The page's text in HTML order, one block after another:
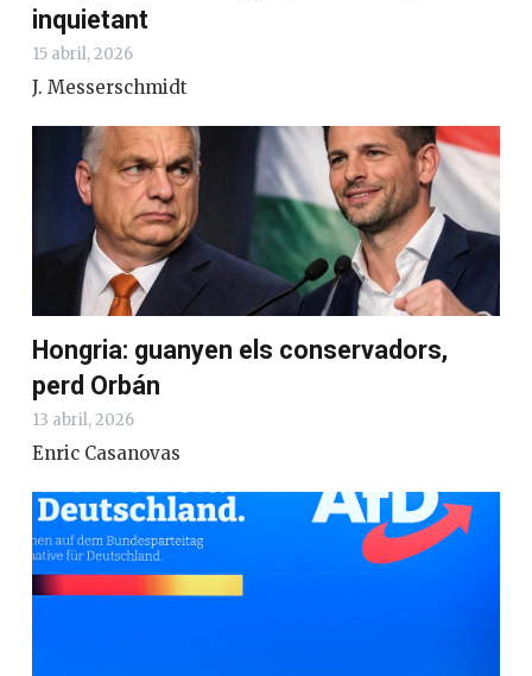
inquietant
15 abril, 2026
J. Messerschmidt
Hongria: guanyen els conservadors,
perd Orbán
13 abril, 2026
Enric Casanovas